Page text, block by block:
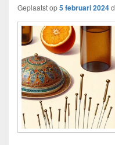
Geplaatst op5 februari 2024